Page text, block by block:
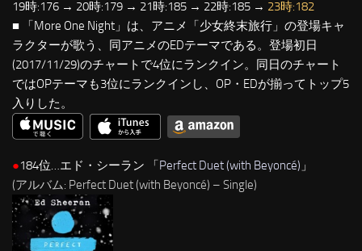
19時:176 → 20時:179 → 21時:185 → 22時:185 → 23時:182
■ 「More One Night」は、アニメ「少女終末旅行」の登場キャ
ラクターが歌う、同アニメのEDテーマである。登場初日
(2017/11/29)のチャートで4位にランクイン。同日のチャート
ではOPテーマも3位にランクインし、OP・EDが揃ってトップ5
入りした。
●184位…エド・シーラン 「Perfect Duet (with Beyoncé) 」
(アルバム: Perfect Duet (with Beyoncé) – Single)